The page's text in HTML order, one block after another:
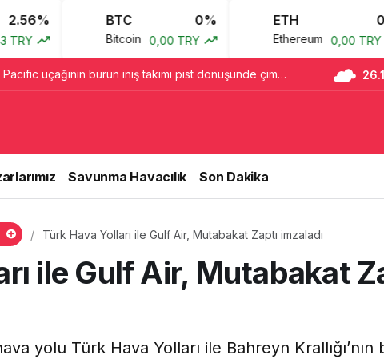
0,00 TRY Ethereum 0,00 TRY
uçağının burun iniş takımı pist dönüşünde çim
Savunma Havacılık Son Dakika
Türk Hava Yolları ile Gulf Air, Mutabakat Zaptı imzaladı
ile Gulf Air, Mutabakat
yolu Türk Hava Yolları ile Bahreyn Krallığı’nın